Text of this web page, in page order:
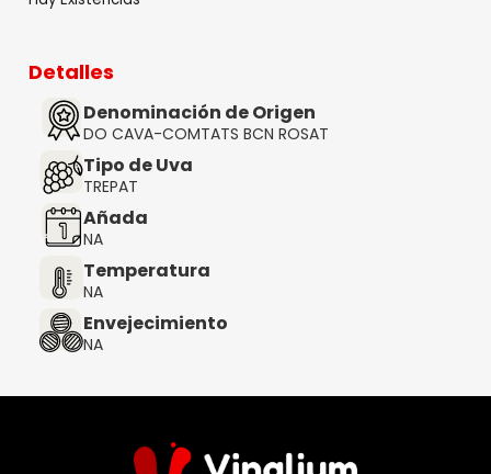
Detalles
Denominación de Origen
DO CAVA-COMTATS BCN ROSAT
Tipo de Uva
TREPAT
Añada
NA
Temperatura
NA
Envejecimiento
NA